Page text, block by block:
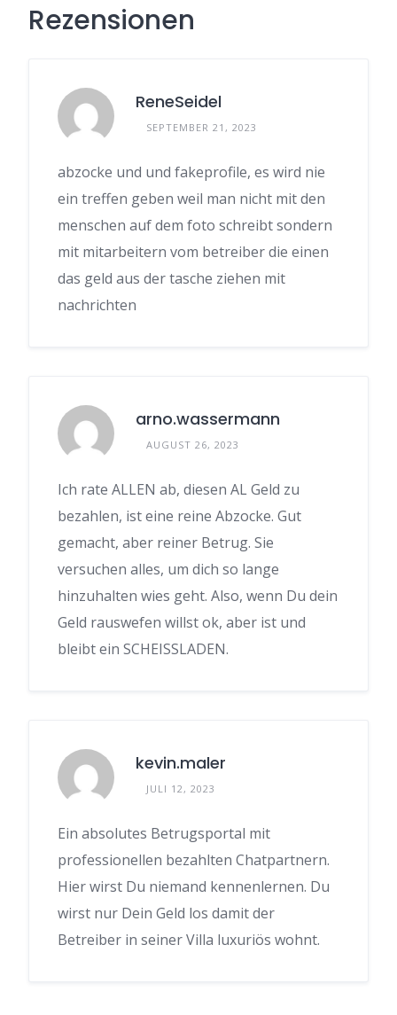
Rezensionen
ReneSeidel
SEPTEMBER 21, 2023
abzocke und und fakeprofile, es wird nie
ein treffen geben weil man nicht mit den
menschen auf dem foto schreibt sondern
mit mitarbeitern vom betreiber die einen
das geld aus der tasche ziehen mit
nachrichten
arno.wassermann
AUGUST 26, 2023
Ich rate ALLEN ab, diesen AL Geld zu
bezahlen, ist eine reine Abzocke. Gut
gemacht, aber reiner Betrug. Sie
versuchen alles, um dich so lange
hinzuhalten wies geht. Also, wenn Du dein
Geld rauswefen willst ok, aber ist und
bleibt ein SCHEISSLADEN.
kevin.maler
JULI 12, 2023
Ein absolutes Betrugsportal mit
professionellen bezahlten Chatpartnern.
Hier wirst Du niemand kennenlernen. Du
wirst nur Dein Geld los damit der
Betreiber in seiner Villa luxuriös wohnt.